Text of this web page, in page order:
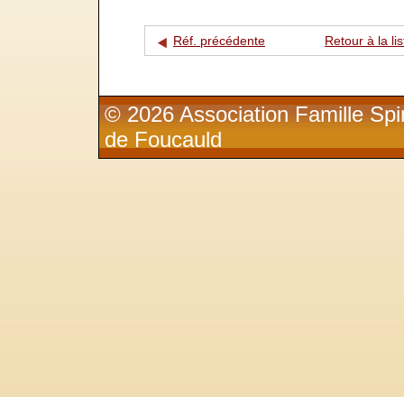
Réf. précédente Retour à la
© 2026 Association Famille
de Foucauld